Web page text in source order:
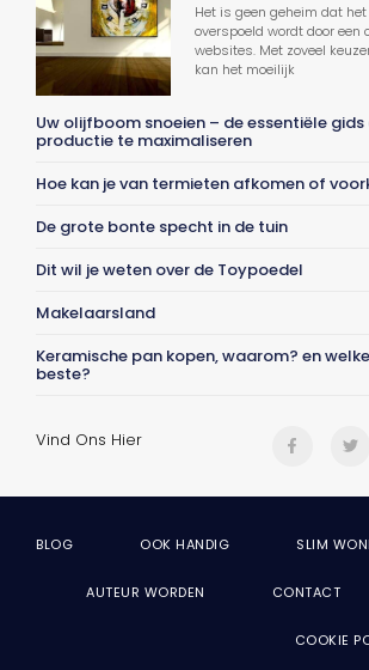
Het is geen geheim dat
overspoeld wordt door een
websites. Met zoveel
kan het moeilijk
Uw olijfboom snoeien – de essentiële gids
productie te maximaliseren
Hoe kan je van termieten afkomen of
De grote bonte specht in de tuin
Dit wil je weten over de Toypoedel
Makelaarsland
Keramische pan kopen, waarom? en
beste?
Vind Ons Hier
BLOG OOK HANDIG SLIM
AUTEUR WORDEN CONTACT
COOKIE